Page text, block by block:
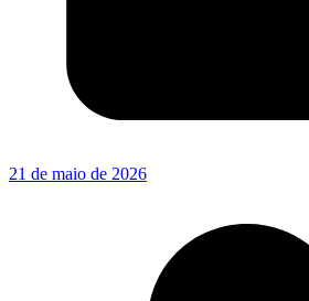
21 de maio de 2026